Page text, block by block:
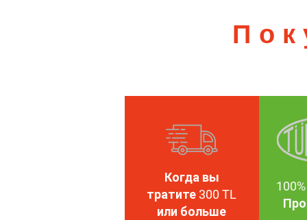
Когда вы
тратите 300 TL
или больше